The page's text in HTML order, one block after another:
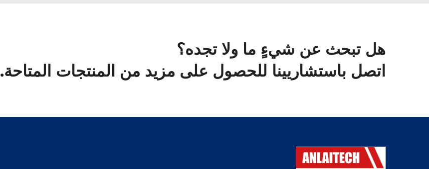
هل تبحث عن شيءٍ ما ولا تجده؟
اتصل باستشاريينا للحصول على مزيد من المنتجات المتاحة.